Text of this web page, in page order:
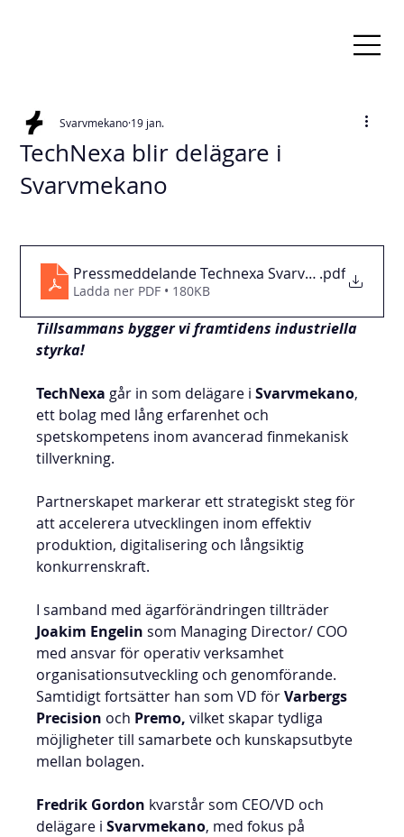
TechNexa blir delägare i
Svarvmekano
Svarvmekano 19 jan.
Pressmeddelande Technexa Svarvmekano
.pdf
Ladda ner PDF • 180KB
Tillsammans bygger vi framtidens industriella
styrka!
TechNexa går in som delägare i Svarvmekano,
ett bolag med lång erfarenhet och
spetskompetens inom avancerad finmekanisk
tillverkning.
Partnerskapet markerar ett strategiskt steg för
att accelerera utvecklingen inom effektiv
produktion, digitalisering och långsiktig
konkurrenskraft.
I samband med ägarförändringen tillträder
Joakim Engelin som Managing Director/ COO
med ansvar för operativ verksamhet
organisationsutveckling och genomförande.
Samtidigt fortsätter han som VD för Varbergs
Precision och Premo, vilket skapar tydliga
möjligheter till samarbete och kunskapsutbyte
mellan bolagen.
Fredrik Gordon kvarstår som CEO/VD och
delägare i Svarvmekano, med fokus på